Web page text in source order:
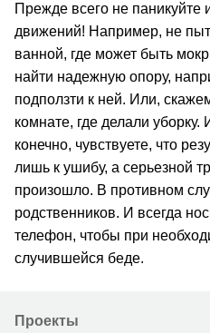
Прежде всего не паникуйте
движений! Например, не
ванной, где может быть
найти надежную опору,
подползти к ней. Или,
комнате, где делали уборку.
конечно, чувствуете, что
лишь к ушибу, а серьезной
произошло. В противном
родственников. И всегда
телефон, чтобы при
случившейся беде.
Проекты